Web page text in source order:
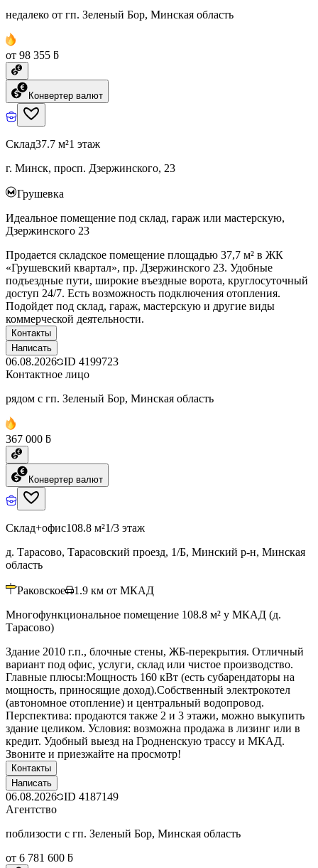
недалеко от гп. Зеленый Бор, Минская область
от 98 355 ƃ
Конвертер валют
Склад37.7 м²1 этаж
г. Минск, просп. Дзержинского, 23
Грушевка
Идеальное помещение под склад, гараж или мастерскую,
Дзержинского 23
Продается складское помещение площадью 37,7 м² в ЖК
«Грушевский квартал», пр. Дзержинского 23. Удобные
подъездные пути, широкие въездные ворота, круглосуточный
доступ 24/7. Есть возможность подключения отопления.
Подойдет под склад, гараж, мастерскую и другие виды
коммерческой деятельности.
Контакты
Написать
06.08.2026 ID 4199723
Контактное лицо
рядом с гп. Зеленый Бор, Минская область
367 000 ƃ
Конвертер валют
Склад+офис108.8 м²1/3 этаж
д. Тарасово, Тарасовский проезд, 1/Б, Минский р-н, Минская
область
Раковское 1.9 км от МКАД
Многофункциональное помещение 108.8 м² у МКАД (д.
Тарасово)
Здание 2010 г.п., блочные стены, ЖБ-перекрытия. Отличный
вариант под офис, услуги, склад или чистое производство.
Главные плюсы:Мощность 160 кВт (есть субарендаторы на
мощность, приносящие доход).Собственный электрокотел
(автономное отопление) и центральный водопровод.
Перспектива: продаются также 2 и 3 этажи, можно выкупить
здание целиком. Условия: возможна продажа в лизинг или в
кредит. Удобный выезд на Гродненскую трассу и МКАД.
Звоните и приезжайте на просмотр!
Контакты
Написать
06.08.2026 ID 4187149
Агентство
поблизости с гп. Зеленый Бор, Минская область
от 6 781 600 ƃ